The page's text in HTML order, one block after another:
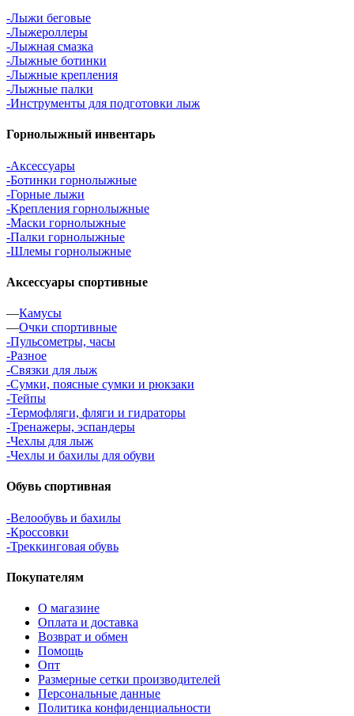
-Лыжи беговые
-Лыжероллеры
-Лыжная смазка
-Лыжные ботинки
-Лыжные крепления
-Лыжные палки
-Инструменты для подготовки лыж
Горнолыжный инвентарь
-Аксессуары
-Ботинки горнолыжные
-Горные лыжи
-Крепления горнолыжные
-Маски горнолыжные
-Палки горнолыжные
-Шлемы горнолыжные
Аксессуары спортивные
—Камусы
—Очки спортивные
-Пульсометры, часы
-Разное
-Связки для лыж
-Сумки, поясные сумки и рюкзаки
-Тейпы
-Термофляги, фляги и гидраторы
-Тренажеры, эспандеры
-Чехлы для лыж
-Чехлы и бахилы для обуви
Обувь спортивная
-Велообувь и бахилы
-Кроссовки
-Треккинговая обувь
Покупателям
О магазине
Оплата и доставка
Возврат и обмен
Помощь
Опт
Размерные сетки производителей
Персональные данные
Политика конфиденциальности